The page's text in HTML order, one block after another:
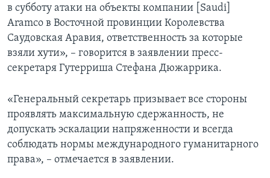
в субботу атаки на объекты компании [Saudi]
Aramco в Восточной провинции Королевства
Саудовская Аравия, ответственность за которые
взяли хути», – говорится в заявлении пресс-
секретаря Гутерриша Стефана Дюжаррика.
«Генеральный секретарь призывает все стороны
проявлять максимальную сдержанность, не
допускать эскалации напряженности и всегда
соблюдать нормы международного гуманитарного
права», – отмечается в заявлении.